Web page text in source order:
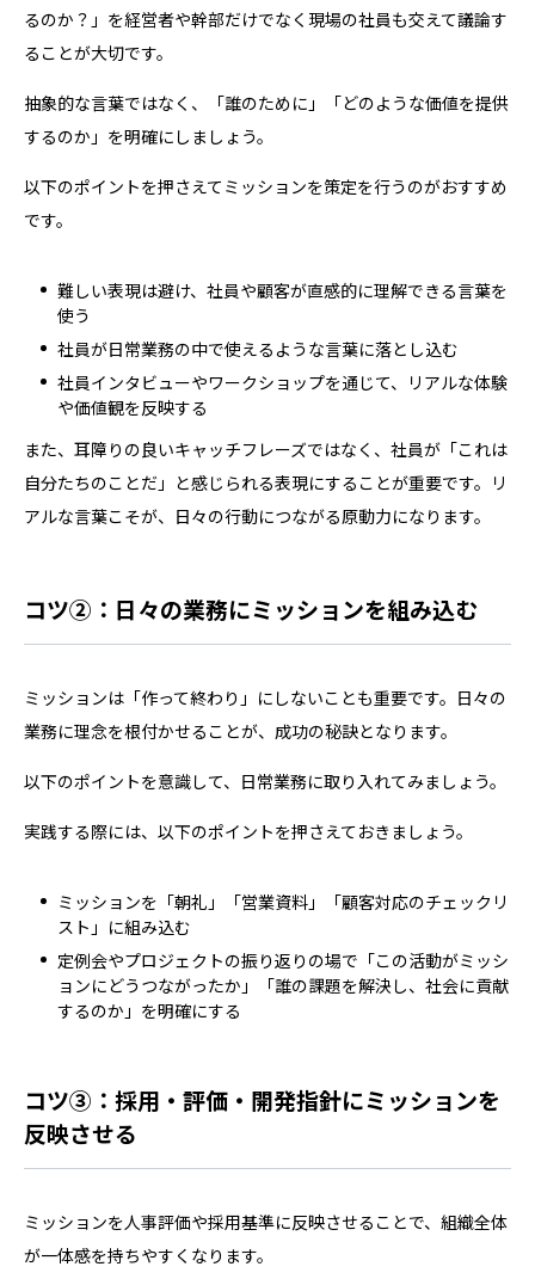
るのか？」を経営者や幹部だけでなく現場の社員も交えて議論す
ることが大切です。
抽象的な言葉ではなく、「誰のために」「どのような価値を提供
するのか」を明確にしましょう。
以下のポイントを押さえてミッションを策定を行うのがおすすめ
です。
難しい表現は避け、社員や顧客が直感的に理解できる言葉を
使う
社員が日常業務の中で使えるような言葉に落とし込む
社員インタビューやワークショップを通じて、リアルな体験
や価値観を反映する
また、耳障りの良いキャッチフレーズではなく、社員が「これは
自分たちのことだ」と感じられる表現にすることが重要です。リ
アルな言葉こそが、日々の行動につながる原動力になります。
コツ②：日々の業務にミッションを組み込む
ミッションは「作って終わり」にしないことも重要です。日々の
業務に理念を根付かせることが、成功の秘訣となります。
以下のポイントを意識して、日常業務に取り入れてみましょう。
実践する際には、以下のポイントを押さえておきましょう。
ミッションを「朝礼」「営業資料」「顧客対応のチェックリ
スト」に組み込む
定例会やプロジェクトの振り返りの場で「この活動がミッシ
ョンにどうつながったか」「誰の課題を解決し、社会に貢献
するのか」を明確にする
コツ③：採用・評価・開発指針にミッションを
反映させる
ミッションを人事評価や採用基準に反映させることで、組織全体
が一体感を持ちやすくなります。